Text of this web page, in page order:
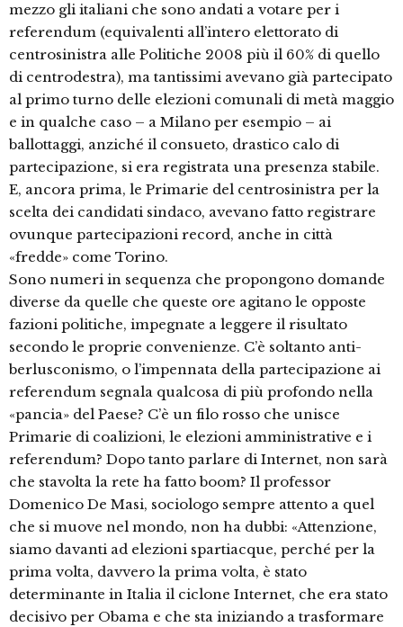
mezzo gli italiani che sono andati a votare per i
referendum (equivalenti all’intero elettorato di
centrosinistra alle Politiche 2008 più il 60% di quello
di centrodestra), ma tantissimi avevano già partecipato
al primo turno delle elezioni comunali di metà maggio
e in qualche caso – a Milano per esempio – ai
ballottaggi, anziché il consueto, drastico calo di
partecipazione, si era registrata una presenza stabile.
E, ancora prima, le Primarie del centrosinistra per la
scelta dei candidati sindaco, avevano fatto registrare
ovunque partecipazioni record, anche in città
«fredde» come Torino.
Sono numeri in sequenza che propongono domande
diverse da quelle che queste ore agitano le opposte
fazioni politiche, impegnate a leggere il risultato
secondo le proprie convenienze. C’è soltanto anti-
berlusconismo, o l’impennata della partecipazione ai
referendum segnala qualcosa di più profondo nella
«pancia» del Paese? C’è un filo rosso che unisce
Primarie di coalizioni, le elezioni amministrative e i
referendum? Dopo tanto parlare di Internet, non sarà
che stavolta la rete ha fatto boom? Il professor
Domenico De Masi, sociologo sempre attento a quel
che si muove nel mondo, non ha dubbi: «Attenzione,
siamo davanti ad elezioni spartiacque, perché per la
prima volta, davvero la prima volta, è stato
determinante in Italia il ciclone Internet, che era stato
decisivo per Obama e che sta iniziando a trasformare